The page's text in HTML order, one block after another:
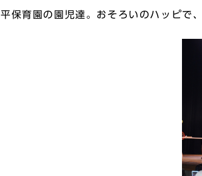
平保育園の園児達。おそろいのハッピで